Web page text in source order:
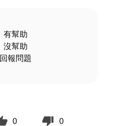
有幫助
沒幫助
回報問題
0 0